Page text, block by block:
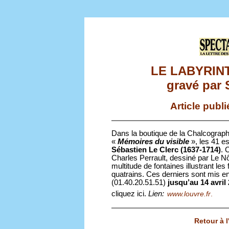
LE
gravé par
Article
Dans la boutique de la
« Mémoires du visible », les 41
Sébastien Le Clerc (1637-1714).
Charles Perrault, dessiné par Le
multitude de fontaines illustrant
quatrains. Ces derniers sont mis
(01.40.20.51.51) jusqu’au 14 avril
cliquez ici. Lien: www.louvre.fr.
Retour à